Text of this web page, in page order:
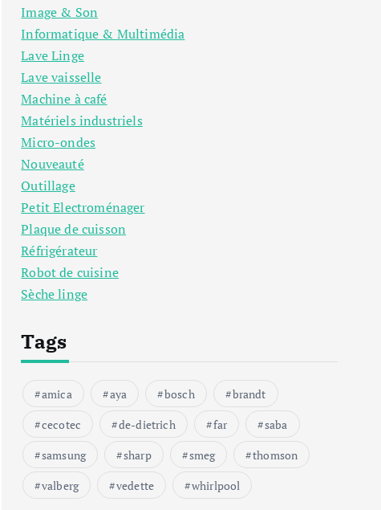
Image & Son
Informatique & Multimédia
Lave Linge
Lave vaisselle
Machine à café
Matériels industriels
Micro-ondes
Nouveauté
Outillage
Petit Electroménager
Plaque de cuisson
Réfrigérateur
Robot de cuisine
Sèche linge
Tags
amica aya bosch
brandt
cecotec
de-dietrich far
saba
samsung
sharp smeg
thomson
valberg
vedette whirlpool